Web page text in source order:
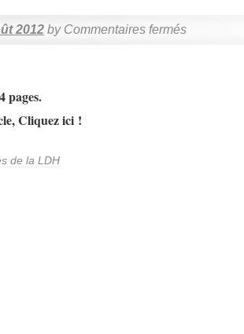
2012 by Commentaires fermés
pages.
Cliquez ici !
de la LDH